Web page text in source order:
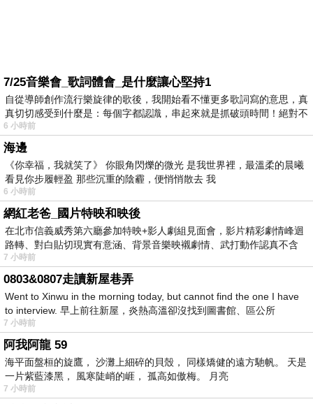
7/25音樂會_歌詞體會_是什麼讓心堅持1
自從導師創作流行樂旋律的歌後，我開始看不懂更多歌詞寫的意思，真
真切切感受到什麼是：每個字都認識，串起來就是抓破頭時間！絕對不
6 小時前
海邊
《你幸福，我就笑了》 你眼角閃爍的微光 是我世界裡，最溫柔的晨曦
看見你步履輕盈 那些沉重的陰霾，便悄悄散去 我
6 小時前
網紅老爸_國片特映和映後
在北市信義威秀第六廳參加特映+影人劇組見面會，影片精彩劇情峰迴
路轉、對白貼切現實有意涵、背景音樂映襯劇情、武打動作認真不含
糊、
7 小時前
0803&0807走讀新屋巷弄
Went to Xinwu in the morning today, but cannot find the one I have
to interview. 早上前往新屋，炎熱高溫卻沒找到圖書館、區公所
7 小時前
阿我阿龍 59
海平面盤桓的旋鷹， 沙灘上細碎的貝殼， 同樣矯健的遠方馳帆。 天是
一片紫藍漆黑， 風寒陡峭的崕， 孤高如傲梅。 月亮
7 小時前